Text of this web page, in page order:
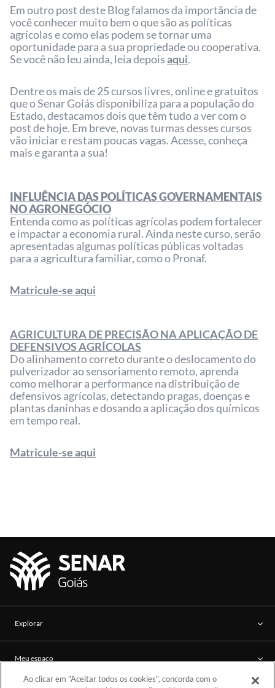
Em outro post deste Blog falamos da importância de
você conhecer muito bem o que são as políticas
agrícolas e como elas podem se tornar uma
oportunidade para a sua propriedade ou cooperativa.
Se você não leu ainda, leia depoisaqui.
Dentre os mais de 25 cursos livres, online e gratuitos
que o Senar Goiás disponibiliza para a população do
Estado, destacamos dois que têm tudo a ver com o
post de hoje. Em breve, novas turmas desses cursos
vão iniciar e restam poucas vagas. Acesse, conheça
mais e garanta a sua!
INFLUÊNCIA DAS POLÍTICAS GOVERNAMENTAIS
NO AGRONEGÓCIO
Entenda como as políticas agrícolas podem fortalecer
e impactar a economia rural. Ainda neste curso, serão
apresentadas algumas políticas públicas voltadas
para a agricultura familiar, como o Pronaf.
Matricule-se aqui
AGRICULTURA DE PRECISÃO NA APLICAÇÃO DE
DEFENSIVOS AGRÍCOLAS
Do alinhamento correto durante o deslocamento do
pulverizador ao sensoriamento remoto, aprenda
como melhorar a performance na distribuição de
defensivos agrícolas, detectando pragas, doenças e
plantas daninhas e dosando a aplicação dos químicos
em tempo real.
Matricule-se aqui
Explorar
Meu espaço
Ao clicar em "Aceitar todos os cookies", concorda com o